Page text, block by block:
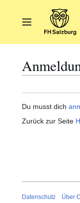
springenHauptmenü
Du musst dich
Zurück zur Seite
Datenschutz Über